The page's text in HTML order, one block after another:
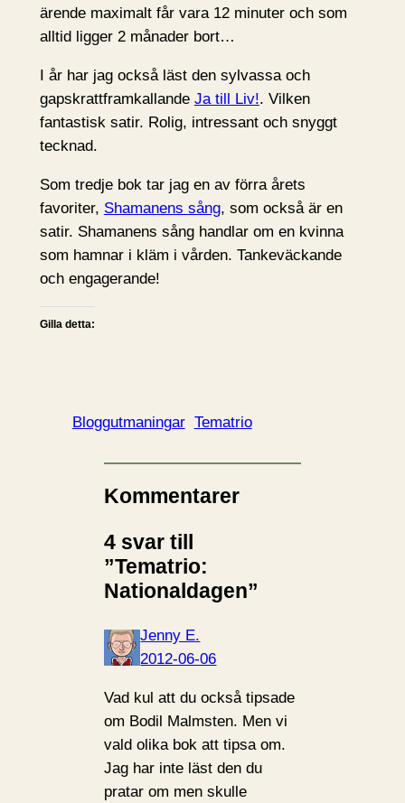
ärende maximalt får vara 12 minuter och som
alltid ligger 2 månader bort…
I år har jag också läst den sylvassa och
gapskrattframkallande Ja till Liv!. Vilken
fantastisk satir. Rolig, intressant och snyggt
tecknad.
Som tredje bok tar jag en av förra årets
favoriter, Shamanens sång, som också är en
satir. Shamanens sång handlar om en kvinna
som hamnar i kläm i vården. Tankeväckande
och engagerande!
Gilla detta:
Bloggutmaningar Tematrio
Kommentarer
4 svar till
”Tematrio:
Nationaldagen”
Jenny E.
2012-06-06
Vad kul att du också tipsade
om Bodil Malmsten. Men vi
vald olika bok att tipsa om.
Jag har inte läst den du
pratar om men skulle